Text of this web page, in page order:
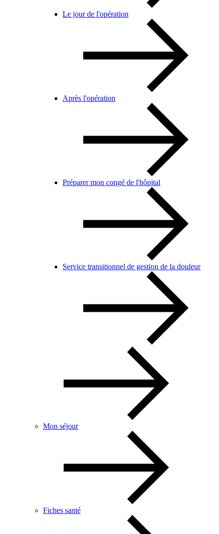
Le jour de l'opération
Après l'opération
Préparer mon congé de l'hôpital
Service transitionnel de gestion de la douleur
Mon séjour
Fiches santé